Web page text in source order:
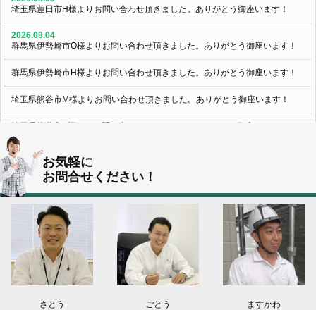
埼玉県蓮田市H様よりお問い合わせ頂きました。ありがとう御座います！
2026.08.04
群馬県伊勢崎市O様よりお問い合わせ頂きました。ありがとう御座います！
群馬県伊勢崎市H様よりお問い合わせ頂きました。ありがとう御座います！
埼玉県熊谷市M様よりお問い合わせ頂きました。ありがとう御座います！
埼玉県熊谷市S様よりお問い合わせ頂きました。ありがとう御座います！
群馬県伊勢崎市K様よりお問い合わせ頂きました。ありがとう御座います！
東京都葛飾区N様よりお問い合わせ頂きました。ありがとう御座います！
2026.08.03
神奈川県川崎市A様よりお問い合わせ頂きました。ありがとう御座います！
群馬県高崎市E様よりお問い合わせ頂きました。ありがとう御座います！
2026.08.02
東京都練馬区K様よりお問い合わせ頂きました。ありがとう御座います！
お気軽に
お問合せください！
さとう ごとう ますかわ